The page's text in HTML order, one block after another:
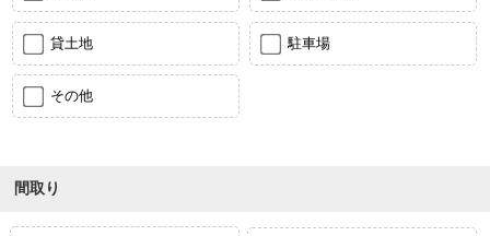
貸土地 駐車場
その他
間取り